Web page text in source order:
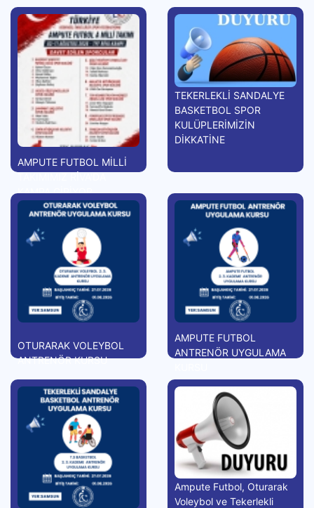
AMPUTE FUTBOL MİLLİ
KAMPA GİRİYOR
TEKERLEKLİ SANDALYE
BASKETBOL SPOR
KULÜPLERİMİZİN
DİKKATİNE
OTURARAK VOLEYBOL
ANTRENÖR KURSU
AMPUTE FUTBOL
ANTRENÖR UYGULAMA
Ampute Futbol, Oturarak
Voleybol ve Tekerlekli